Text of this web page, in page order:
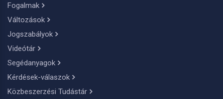
Fogalmak
Változások
Jogszabályok
Videótár
Segédanyagok
Kérdések-válaszok
Közbeszerzési Tudástár